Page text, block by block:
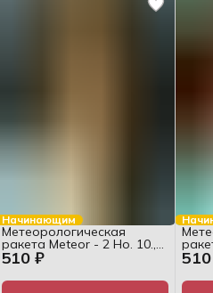
Начинающим
510 ₽
Метеорологическая
ракета Meteor - 2 Но. 10.,
WEKTOR №26, 1:10,
журнал